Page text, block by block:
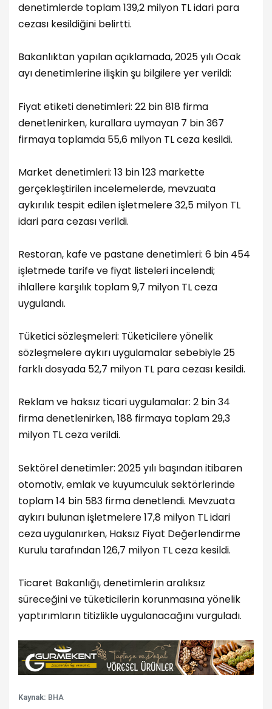
denetimlerde toplam 139,2 milyon TL idari para
cezası kesildiğini belirtti.
Bakanlıktan yapılan açıklamada, 2025 yılı Ocak
ayı denetimlerine ilişkin şu bilgilere yer verildi:
Fiyat etiketi denetimleri: 22 bin 818 firma
denetlenirken, kurallara uymayan 7 bin 367
firmaya toplamda 55,6 milyon TL ceza kesildi.
Market denetimleri: 13 bin 123 markette
gerçekleştirilen incelemelerde, mevzuata
aykırılık tespit edilen işletmelere 32,5 milyon TL
idari para cezası verildi.
Restoran, kafe ve pastane denetimleri: 6 bin 454
işletmede tarife ve fiyat listeleri incelendi;
ihlallere karşılık toplam 9,7 milyon TL ceza
uygulandı.
Tüketici sözleşmeleri: Tüketicilere yönelik
sözleşmelere aykırı uygulamalar sebebiyle 25
farklı dosyada 52,7 milyon TL para cezası kesildi.
Reklam ve haksız ticari uygulamalar: 2 bin 34
firma denetlenirken, 188 firmaya toplam 29,3
milyon TL ceza verildi.
Sektörel denetimler: 2025 yılı başından itibaren
otomotiv, emlak ve kuyumculuk sektörlerinde
toplam 14 bin 583 firma denetlendi. Mevzuata
aykırı bulunan işletmelere 17,8 milyon TL idari
ceza uygulanırken, Haksız Fiyat Değerlendirme
Kurulu tarafından 126,7 milyon TL ceza kesildi.
Ticaret Bakanlığı, denetimlerin aralıksız
süreceğini ve tüketicilerin korunmasına yönelik
yaptırımların titizlikle uygulanacağını vurguladı.
Kaynak: BHA